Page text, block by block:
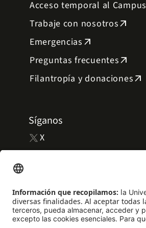
Acceso temporal al Campus
Trabaje con nosotrosarrow_outward
Emergencias arrow_outward
Preguntas frecuentesarrow_outward
Filantropía y donacionesarrow_outward
Síganos
X
YouTube
LinkedIn